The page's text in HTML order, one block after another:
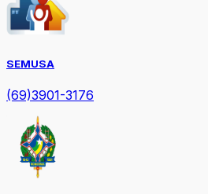
SEMUSA
(69)3901-3176